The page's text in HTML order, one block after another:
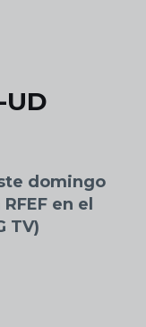
domingo
en el
TV)